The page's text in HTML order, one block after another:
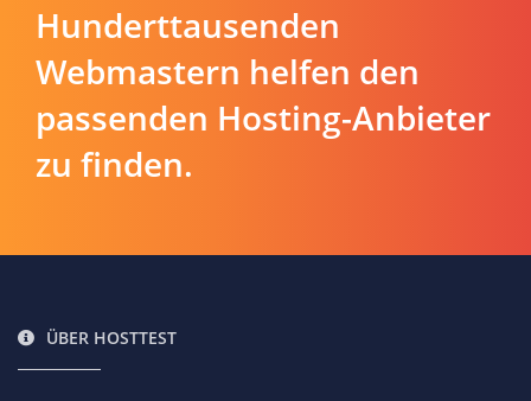
Hunderttausenden
Webmastern helfen den
passenden Hosting-Anbieter
zu finden.
ÜBER HOSTTEST